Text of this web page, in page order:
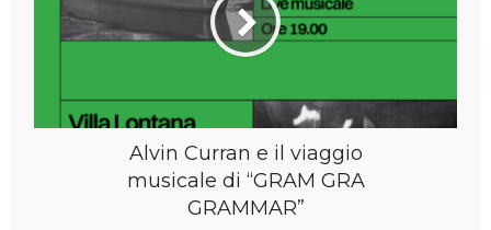
Alvin Curran e il viaggio
musicale di “GRAM GRA
GRAMMAR”